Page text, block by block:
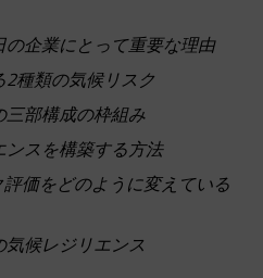
企業にとって重要な理由
2種類の気候リスク
三部構成の枠組み
ンスを構築する方法
価をどのように変えている
気候レジリエンス